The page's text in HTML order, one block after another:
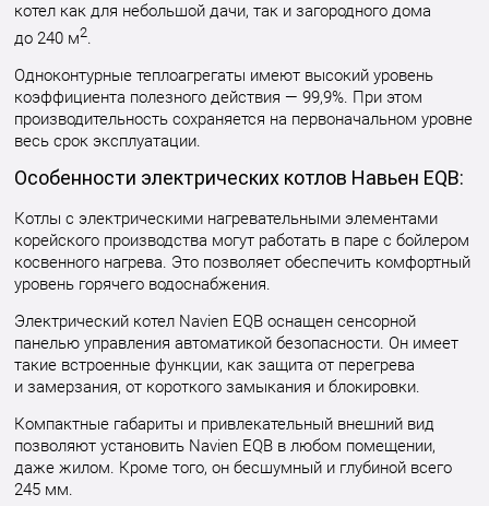
котел как для небольшой дачи, так и загородного дома
до 240 м2.
Одноконтурные теплоагрегаты имеют высокий уровень
коэффициента полезного действия — 99,9%. При этом
производительность сохраняется на первоначальном уровне
весь срок эксплуатации.
Особенности электрических котлов Навьен EQB:
Котлы с электрическими нагревательными элементами
корейского производства могут работать в паре с бойлером
косвенного нагрева. Это позволяет обеспечить комфортный
уровень горячего водоснабжения.
Электрический котел Navien EQB оснащен сенсорной
панелью управления автоматикой безопасности. Он имеет
такие встроенные функции, как защита от перегрева
и замерзания, от короткого замыкания и блокировки.
Компактные габариты и привлекательный внешний вид
позволяют установить Navien EQB в любом помещении,
даже жилом. Кроме того, он бесшумный и глубиной всего
245 мм.